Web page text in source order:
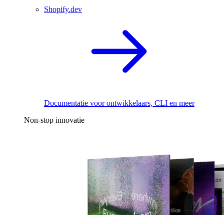
Shopify.dev
Documentatie voor ontwikkelaars, CLI en meer
Non-stop innovatie